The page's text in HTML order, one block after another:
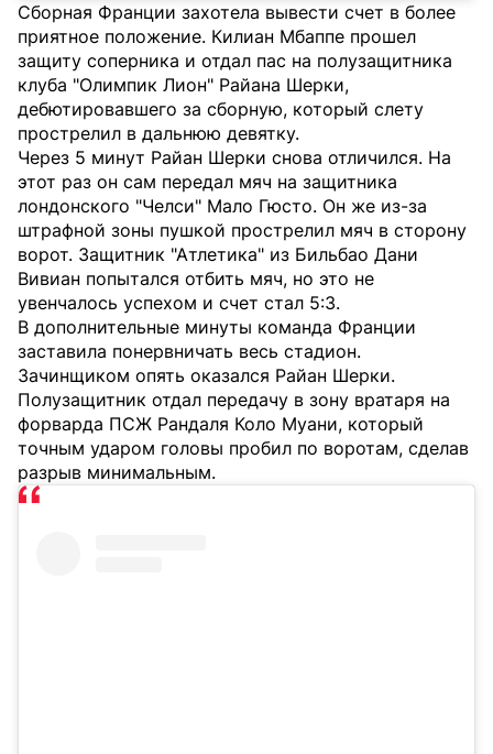
Сборная Франции захотела вывести счет в более
приятное положение. Килиан Мбаппе прошел
защиту соперника и отдал пас на полузащитника
клуба "Олимпик Лион" Райана Шерки,
дебютировавшего за сборную, который слету
прострелил в дальнюю девятку.
Через 5 минут Райан Шерки снова отличился. На
этот раз он сам передал мяч на защитника
лондонского "Челси" Мало Гюсто. Он же из-за
штрафной зоны пушкой прострелил мяч в сторону
ворот. Защитник "Атлетика" из Бильбао Дани
Вивиан попытался отбить мяч, но это не
увенчалось успехом и счет стал 5:3.
В дополнительные минуты команда Франции
заставила понервничать весь стадион.
Зачинщиком опять оказался Райан Шерки.
Полузащитник отдал передачу в зону вратаря на
форварда ПСЖ Рандаля Коло Муани, который
точным ударом головы пробил по воротам, сделав
разрыв минимальным.